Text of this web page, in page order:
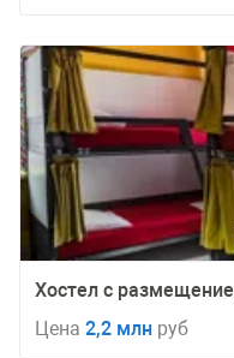
Хостел с
Цена 2,2 млн руб